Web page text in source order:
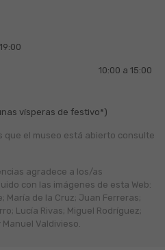
10:00 a 15:00
vísperas de festivo*)
que el museo está abierto consulte
agradece a los/as
con las imágenes de esta Web:
María de la Cruz; Juan Ferreras;
Lucía Rivas; Miguel Rodríguez;
Valdivieso.